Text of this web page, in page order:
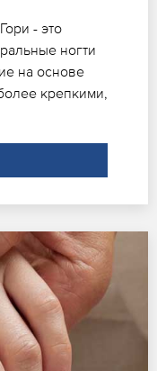
- это
ногти
на основе
крепкими,